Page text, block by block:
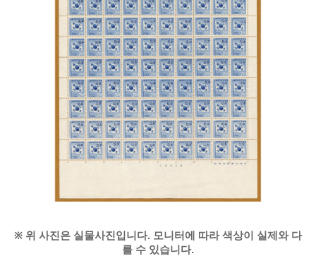
※ 위 사진은 실물사진입니다. 모니터에 따라 색상이 실제와 다
를 수 있습니다.